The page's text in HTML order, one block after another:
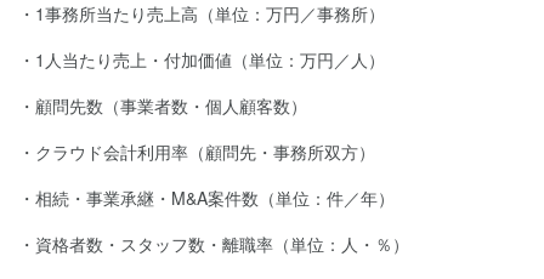
1事務所当たり売上高（単位：万円／事務所）
1人当たり売上・付加価値（単位：万円／人）
顧問先数（事業者数・個人顧客数）
クラウド会計利用率（顧問先・事務所双方）
相続・事業承継・M&A案件数（単位：件／年）
資格者数・スタッフ数・離職率（単位：人・％）